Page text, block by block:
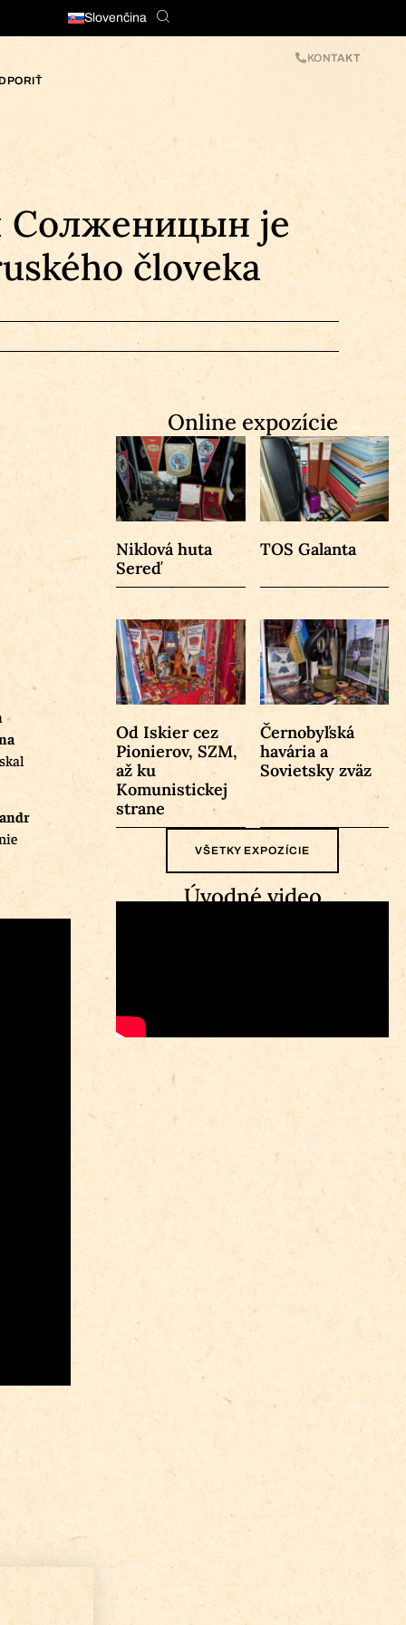
Slovenčina
KONTAKT
Солженицын je
človeka
Online expozície
Niklová huta
Sereď
TOS Galanta
Od Iskier cez
Pionierov, SZM,
až ku
Komunistickej
strane
Černobyľská
havária a
Sovietsky zväz
VŠETKY EXPOZÍCIE
Úvodné video